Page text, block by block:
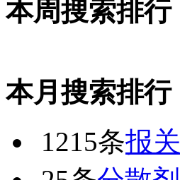
本周搜索排行
本月搜索排行
1215条报关